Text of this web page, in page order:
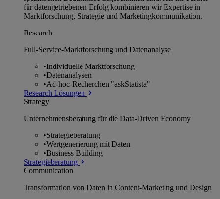
für datengetriebenen Erfolg kombinieren wir Expertise in
Marktforschung, Strategie und Marketingkommunikation.
Research
Full-Service-Marktforschung und Datenanalyse
•Individuelle Marktforschung
•Datenanalysen
•Ad-hoc-Recherchen "askStatista"
Research Lösungen
Strategy
Unternehmens­beratung für die Data-Driven Economy
•Strategieberatung
•Wertgenerierung mit Daten
•Business Building
Strategieberatung
Communication
Transformation von Daten in Content-Marketing und Design